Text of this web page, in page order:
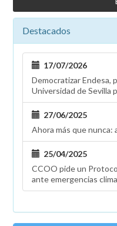
teletrabajo
las
zonas
afectadas
por
la
Claudia
Destacados
17/07/2026
Democratizar Endesa,
Universidad de Sevilla
27/06/2025
Ahora más que nunca:
25/04/2025
CCOO pide un
ante emergencias